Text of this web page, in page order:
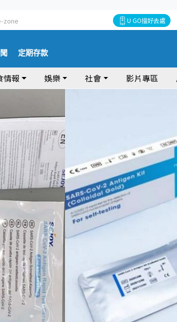
zone U GO搵好去處
定期存款
情報 娛樂 社會 影片專區